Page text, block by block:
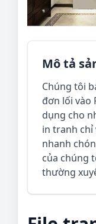
Mô tả
Chúng tôi
đơn lối vào
dụng cho
in tranh chỉ
nhanh
của chúng
thường